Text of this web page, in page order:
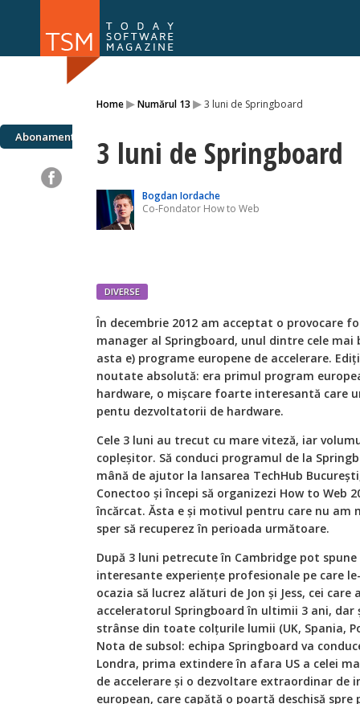
Home▸Numărul 13 ▸3 luni de Springboard
Abonamente 3 luni de Springboard
Bogdan Iordache
Co-Fondator How to Web
DIVERSE
În decembrie 2012 am acceptat o provocare
manager al Springboard, unul dintre cele
asta e) programe europene de accelerare.
noutate absolută: era primul program
hardware, o mișcare foarte interesantă care
pentu dezvoltatorii de hardware.
Cele 3 luni au trecut cu mare viteză, iar
copleșitor. Să conduci programul de la
mână de ajutor la lansarea TechHub
Conectoo și începi să organizezi How to Web
încărcat. Ăsta e și motivul pentru care nu am
sper să recuperez în perioada următoare.
După 3 luni petrecute în Cambridge pot
interesante experiențe profesionale pe care
ocazia să lucrez alături de Jon și Jess, cei
acceleratorul Springboard în ultimii 3 ani,
strânse din toate colțurile lumii (UK, Spania,
Nota de subsol: echipa Springboard va
Londra, prima extindere în afara US a celei
de accelerare și o dezvoltare extraordinar
european, care capătă o poartă deschisă spre